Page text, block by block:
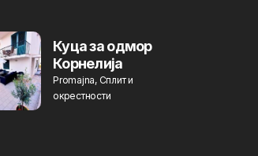
Куца за одмор
Корнелиjа
Promajna, Сплит и
окрестности